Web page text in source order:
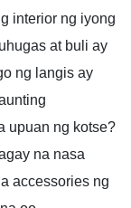
interior ng iyong
at buli ay
ng langis ay
upuan ng kotse?
na nasa
accessories ng